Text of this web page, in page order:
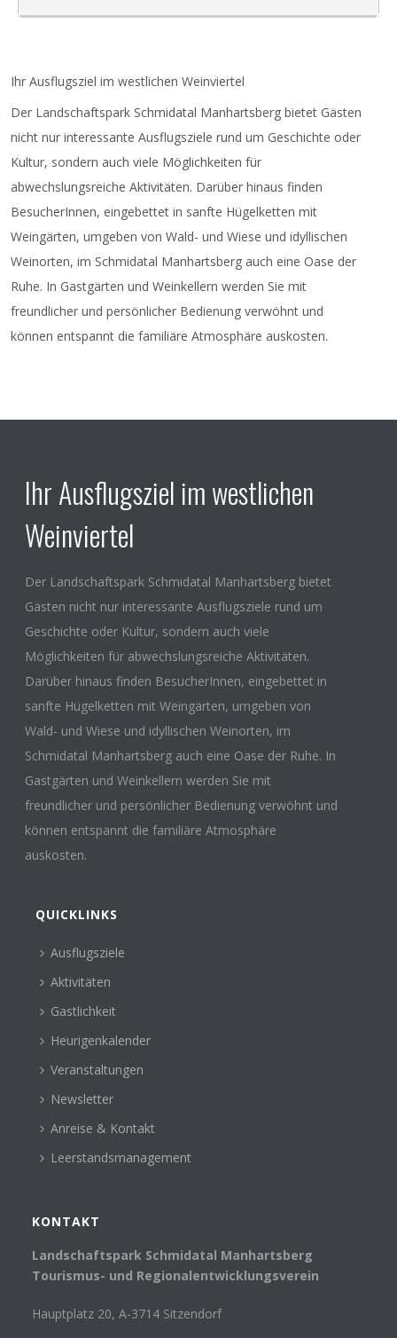
Tipp: Neue Sonderausstellung ab 01.04.24 –
Einblicke in die facettenreiche Welt der Edelsteine
Ihr Ausflugsziel im westlichen Weinviertel
Der Landschaftspark Schmidatal Manhartsberg bietet Gästen
nicht nur interessante Ausflugsziele rund um Geschichte oder
Kultur, sondern auch viele Möglichkeiten für
abwechslungsreiche Aktivitäten. Darüber hinaus finden
BesucherInnen, eingebettet in sanfte Hügelketten mit
Weingärten, umgeben von Wald- und Wiese und idyllischen
Weinorten, im Schmidatal Manhartsberg auch eine Oase der
Ruhe. In Gastgärten und Weinkellern werden Sie mit
freundlicher und persönlicher Bedienung verwöhnt und
können entspannt die familiäre Atmosphäre auskosten.
Ihr Ausflugsziel im westlichen
Weinviertel
Der Landschaftspark Schmidatal Manhartsberg bietet
Gästen nicht nur interessante Ausflugsziele rund um
Geschichte oder Kultur, sondern auch viele
Möglichkeiten für abwechslungsreiche Aktivitäten.
Darüber hinaus finden BesucherInnen, eingebettet in
sanfte Hügelketten mit Weingärten, umgeben von
Wald- und Wiese und idyllischen Weinorten, im
Schmidatal Manhartsberg auch eine Oase der Ruhe. In
Gastgärten und Weinkellern werden Sie mit
freundlicher und persönlicher Bedienung verwöhnt und
können entspannt die familiäre Atmosphäre
auskosten.
QUICKLINKS
Ausflugsziele
Aktivitäten
Gastlichkeit
Heurigenkalender
Veranstaltungen
Newsletter
Anreise & Kontakt
Leerstandsmanagement
KONTAKT
Landschaftspark Schmidatal Manhartsberg
Tourismus- und Regionalentwicklungsverein
Hauptplatz 20, A-3714 Sitzendorf